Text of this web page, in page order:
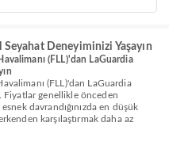
Deneyiminizi Yaşayın
(FLL)'dan LaGuardia
(FLL)'dan LaGuardia
Fiyatlar genellikle önceden
davrandığınızda en düşük
karşılaştırmak daha az